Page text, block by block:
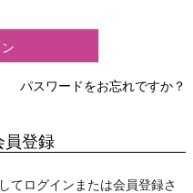
パスワードをお忘れですか？
員登録
てログインまたは会員登録さ